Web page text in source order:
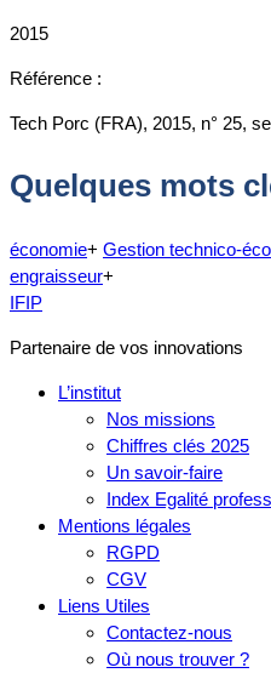
2015
Référence :
Tech Porc (FRA), 2015, n° 25,
Quelques mots
économie+ Gestion technico-
engraisseur+
IFIP
Partenaire de vos innovations
L’institut
Nos missions
Chiffres clés 2025
Un savoir-faire
Index Egalité
Mentions légales
RGPD
CGV
Liens Utiles
Contactez-nous
Où nous trouver ?